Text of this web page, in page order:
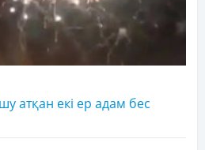
атқан екі ер адам бес